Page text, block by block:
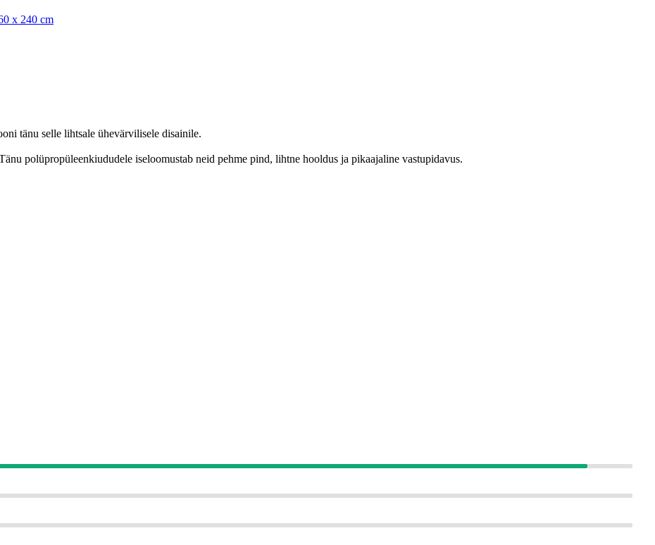
x 240 cm
tänu selle lihtsale ühevärvilisele disainile.
polüpropüleenkiududele iseloomustab neid pehme pind, lihtne hooldus ja pikaajaline vastupidavus.